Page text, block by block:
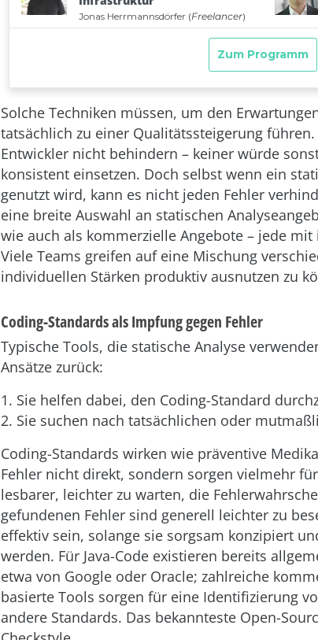
Solche Techniken müssen, um den
tatsächlich zu einer Qualitätssteigerung
Entwickler nicht behindern – keiner würde
konsistent einsetzen. Doch selbst wenn ein
genutzt wird, kann es nicht jeden Fehler
eine breite Auswahl an statischen
wie auch als kommerzielle Angebote – jede
Viele Teams greifen auf eine Mischung
individuellen Stärken produktiv ausnutzen zu
Coding-Standards als Impfung gegen Fehler
Typische Tools, die statische Analyse
Ansätze zurück:
1. Sie helfen dabei, den Coding-Standard
2. Sie suchen nach tatsächlichen oder
Coding-Standards wirken wie präventive
Fehler nicht direkt, sondern sorgen vielmehr
lesbarer, leichter zu warten, die
gefundenen Fehler sind generell leichter zu
effektiv sein, solange sie sorgsam konzipiert
werden. Für Java-Code existieren bereits
etwa von Google oder Oracle; zahlreiche
basierte Tools sorgen für eine Identifizierung
andere Standards. Das bekannteste Open-